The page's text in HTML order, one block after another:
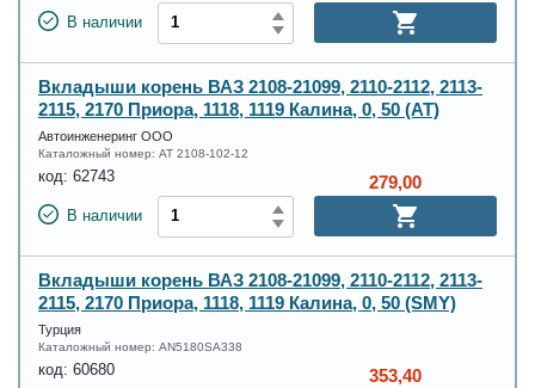
В наличии
Вкладыши корень ВАЗ 2108-21099, 2110-2112, 2113-
2115, 2170 Приора, 1118, 1119 Калина, 0, 50 (AT)
Автоинженеринг ООО
Каталожный номер: AT 2108-102-12
код: 62743
В наличии
279,00
Вкладыши корень ВАЗ 2108-21099, 2110-2112, 2113-
2115, 2170 Приора, 1118, 1119 Калина, 0, 50 (SMY)
Турция
Каталожный номер: AN5180SA338
код: 60680 353,40